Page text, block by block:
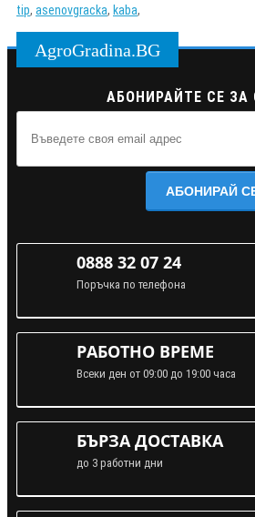
tip, asenovgracka, kaba,
AgroGradina.BG
АБОНИРАЙТЕ СЕ ЗА
АБОНИРАЙ
0888 32 07 24
Поръчка по телефона
РАБОТНО ВРЕМЕ
Всеки ден от 09:00 до 19:00 часа
БЪРЗА ДОСТАВКА
до 3 работни дни